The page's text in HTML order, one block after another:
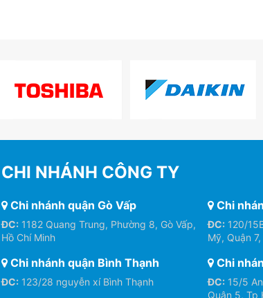
CHI NHÁNH CÔNG TY
Chi nhánh quận Gò Vấp
ĐC:1182 Quang Trung, Phường 8, Gò Vấp,
Hồ Chí Minh
Chi nhánh quận Bình Thạnh
ĐC:123/28 nguyễn xí Bình Thạnh
Chi
ĐC: 120/
Mỹ, Quận
Chi
ĐC: 15/5
Quận 5, Tp